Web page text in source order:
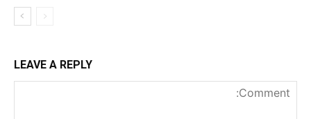
LEAVE A REPLY